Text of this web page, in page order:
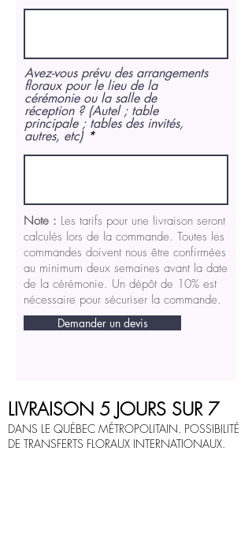
Avez-vous prévu des arrangements
floraux pour le lieu de la
cérémonie ou la salle de
réception ? (Autel ; table
principale ; tables des invités,
autres, etc)
Note : Les tarifs pour une livraison seront
calculés lors de la commande. Toutes les
commandes doivent nous être confirmées
au minimum deux semaines avant la date
de la cérémonie. Un dépôt de 10% est
nécessaire pour sécuriser la commande.
Demander un devis
LIVRAISON 5 JOURS SUR 7
DANS LE QUÉBEC MÉTROPOLITAIN. POSSIBILITÉ
DE TRANSFERTS FLORAUX INTERNATIONAUX.